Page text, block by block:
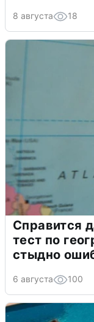
8 августа 18
Справится
тест по
стыдно
6 августа 100